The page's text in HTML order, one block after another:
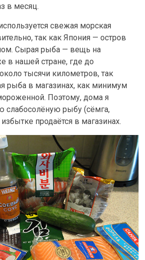
в месяц.
свежая морская
так как Япония — остров
Сырая рыба — вещь на
в нашей стране, где до
тысячи километров, так
рыба в магазинах, как минимум
Поэтому, дома я
слабосолёную рыбу (сёмга,
продаётся в магазинах.